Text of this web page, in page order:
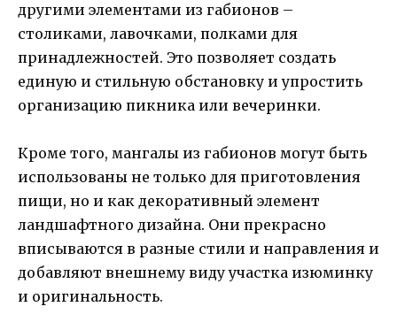
другими элементами из габионов –
столиками, лавочками, полками для
принадлежностей. Это позволяет создать
единую и стильную обстановку и упростить
организацию пикника или вечеринки.
Кроме того, мангалы из габионов могут быть
использованы не только для приготовления
пищи, но и как декоративный элемент
ландшафтного дизайна. Они прекрасно
вписываются в разные стили и направления и
добавляют внешнему виду участка изюминку
и оригинальность.